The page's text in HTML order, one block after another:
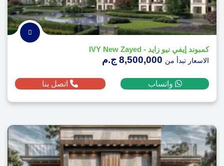
كمبوند إيفي نيو زايد - IVY New Zayed
الاسعار تبدأ من
واتساب اتصل بنا